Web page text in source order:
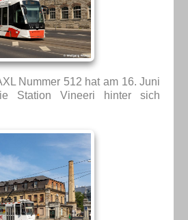
Nummer 512 hat am 16. Juni
Station Vineeri hinter sich